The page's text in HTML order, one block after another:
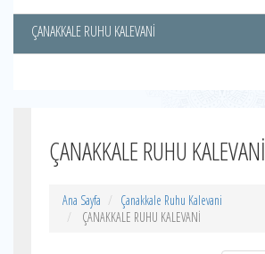
ÇANAKKALE RUHU KALEVANİ
ÇANAKKALE RUHU KALEVANİ
Ana Sayfa
Çanakkale Ruhu Kalevani
ÇANAKKALE RUHU KALEVANİ